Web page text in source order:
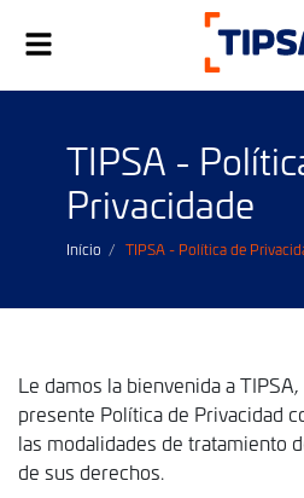
Toggle
navigation
TIPSA -
Privacidade
Início TIPSA - Política de
Le damos la bienvenida a
presente Política de Privacidad
las modalidades de tratamiento
de sus derechos.